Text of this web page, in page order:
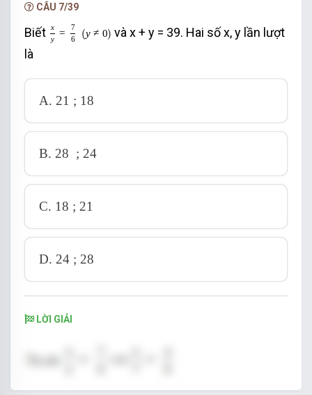
CÂU 7/39
Biết
x
y
=
7
6
(y ≠ 0)
x =7
và x + y = 39. Hai số x, y lần lượt
là
A. 21 ; 18
B. 28 ; 24
C. 18 ; 21
D. 24 ; 28
LỜI GIẢI